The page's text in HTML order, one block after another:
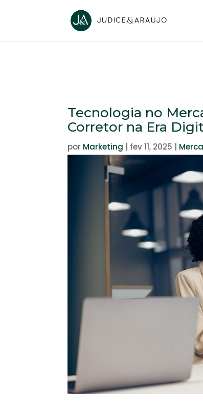
Tecnologia no
Corretor na Era
por Marketing fev 11, 2025